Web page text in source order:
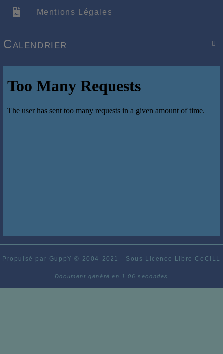
Mentions Légales

Calendrier
Propulsé par GuppY© 2004-2021 Sous Licence Libre CeCILL
Document généré en 1.06 secondes